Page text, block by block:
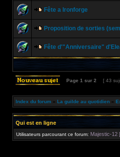
Fête a Ironforge
Proposition de sorties
Fête d'"Anniversaire"
Page 1 sur 2 [ 43
Index du forum » La guilde au quotidien »
Qui est en ligne
Utilisateurs parcourant ce forum: Majestic-12